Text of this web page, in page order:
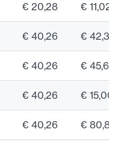
€ 20,28 € 11,02
€ 40,26 € 42,32
€ 40,26 € 45,60
€ 40,26 € 15,00
€ 40,26 € 80,82